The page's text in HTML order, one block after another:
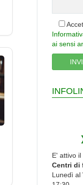
ai sensi
E' attivo il
Centri di
Lunedì al